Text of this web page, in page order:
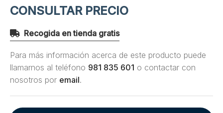
CONSULTAR PRECIO
Recogida en tienda gratis
Para más información acerca de este producto puede
llamarnos al teléfono 981 835 601 o contactar con
nosotros por email.